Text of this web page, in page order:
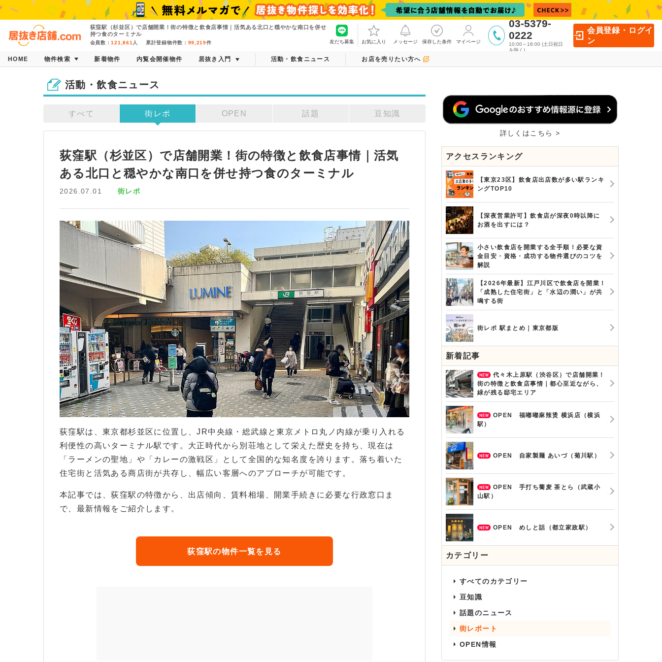
荻窪駅（杉並区）で店舗開業！街の特徴と飲食店事情｜活気ある北口と穏やかな南口を併せ
持つ食のターミナル
会員数：121,861 人 累計登録物件数： 99,219件 友だち募集 お気に入り メッセージ 保存した条件 マイページ
03-5379-
0222
10:00～18:00 (土日祝日
を除く)
会員登録・ログイ
ン
HOME 物件検索 新着物件 内覧会開催物件 居抜き入門 活動・飲食ニュース お店を売りたい方へ
活動・飲食ニュース
すべて 街レポ OPEN 話題 豆知識
荻窪駅（杉並区）で店舗開業！街の特徴と飲食店事情｜活気
ある北口と穏やかな南口を併せ持つ食のターミナル
2026.07.01 街レポ
荻窪駅は、東京都杉並区に位置し、JR中央線・総武線と東京メトロ丸ノ内線が乗り入れる
利便性の高いターミナル駅です。大正時代から別荘地として栄えた歴史を持ち、現在は
「ラーメンの聖地」や「カレーの激戦区」として全国的な知名度を誇ります。落ち着いた
住宅街と活気ある商店街が共存し、幅広い客層へのアプローチが可能です。
本記事では、荻窪駅の特徴から、出店傾向、賃料相場、開業手続きに必要な行政窓口ま
で、最新情報をご紹介します。
荻窪駅の物件一覧を見る
詳しくはこちら >
アクセスランキング
【東京23区】飲食店出店数が多い駅ランキ
ングTOP10
【深夜営業許可】飲食店が深夜0時以降に
お酒を出すには？
小さい飲食店を開業する全手順！必要な資
金目安・資格・成功する物件選びのコツを
解説
【2026年最新】江戸川区で飲食店を開業！
「成熟した住宅街」と「水辺の潤い」が共
鳴する街
街レポ 駅まとめ｜東京都版
新着記事
代々木上原駅（渋谷区）で店舗開業！
街の特徴と飲食店事情｜都心至近ながら、
緑が残る邸宅エリア
OPEN 福嘟嘟麻辣烫 横浜店（横浜
駅）
OPEN 自家製麺 あいづ（菊川駅）
OPEN 手打ち蕎麦 茶とら（武蔵小
山駅）
OPEN めしと話（都立家政駅）
カテゴリー
すべてのカテゴリー
豆知識
話題のニュース
街レポート
OPEN情報